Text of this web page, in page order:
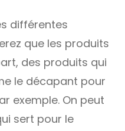
différentes
que les produits
des produits qui
le décapant pour
exemple. On peut
sert pour le